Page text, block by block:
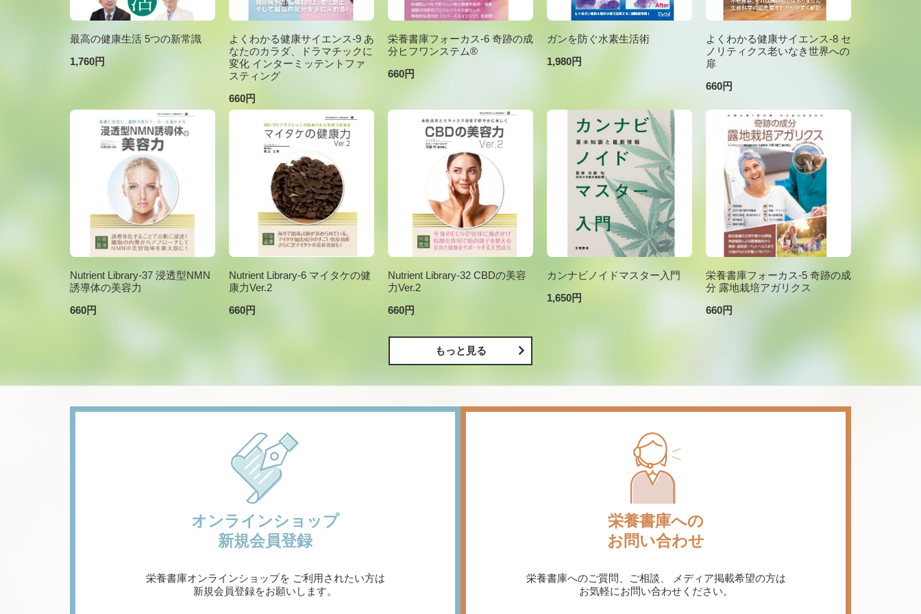
最高の健康生活 5つの新常識
1,760円
よくわかる健康サイエンス-9 あ
なたのカラダ、ドラマチックに
変化 インターミッテントファ
スティング
660円
栄養書庫フォーカス-6 奇跡の成
分ヒフワンステム®
660円
ガンを防ぐ水素生活術
1,980円
よくわかる健康サイエンス-8 セ
ノリティクス老いなき世界への
扉
660円
Nutrient Library-37 浸透型NMN
誘導体の美容力
660円
Nutrient Library-6 マイタケの健
康力Ver.2
660円
Nutrient Library-32 CBDの美容
力Ver.2
660円
カンナビノイドマスター入門
1,650円
栄養書庫フォーカス-5 奇跡の成
分 露地栽培アガリクス
660円
もっと見る
オンラインショップ
新規会員登録
栄養書庫オンラインショップを ご利用されたい方は
新規会員登録をお願いします。
栄養書庫への
お問い合わせ
栄養書庫へのご質問、ご相談、
メディア掲載希望の方は
お気軽にお問い合わせください。